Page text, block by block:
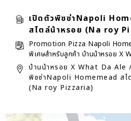
เปิดตัวพิซซ่าNapoli
สไตล์น้าหรอย (Na roy
Promotion Pizza Napoli
พิเศษสำหรับลูกค้า บ้านน้าหรอย X
บ้านน้าหรอย X What Da Ale
พิซซ่าNapoli Homemead สไ
(Na roy Pizzaria)